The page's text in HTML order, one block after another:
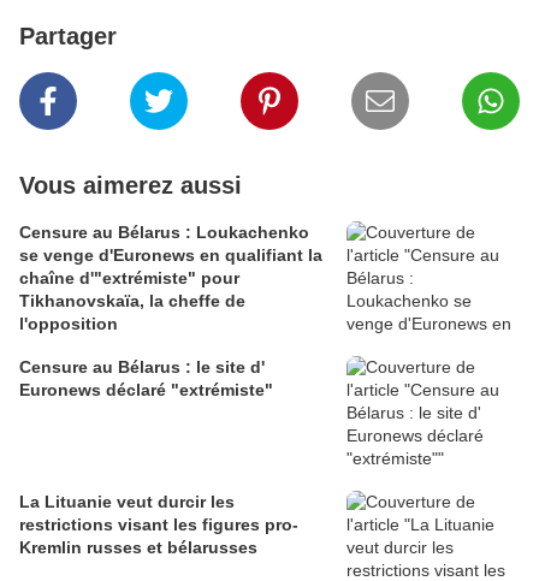
Partager
Vous aimerez aussi
Censure au Bélarus : Loukachenko
se venge d'Euronews en qualifiant la
chaîne d'"extrémiste" pour
Tikhanovskaïa, la cheffe de
l'opposition
Censure au Bélarus : le site d'
Euronews déclaré "extrémiste"
La Lituanie veut durcir les
restrictions visant les figures pro-
Kremlin russes et bélarusses